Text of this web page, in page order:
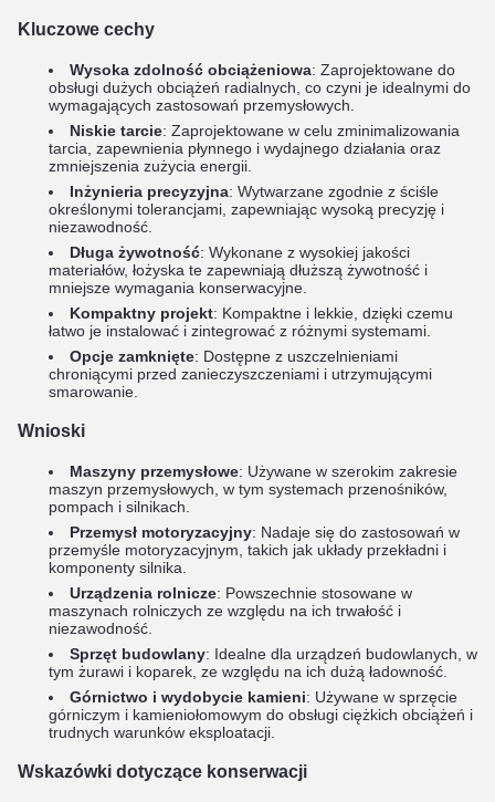
Kluczowe cechy
Wysoka zdolność obciążeniowa: Zaprojektowane do
obsługi dużych obciążeń radialnych, co czyni je idealnymi do
wymagających zastosowań przemysłowych.
Niskie tarcie: Zaprojektowane w celu zminimalizowania
tarcia, zapewnienia płynnego i wydajnego działania oraz
zmniejszenia zużycia energii.
Inżynieria precyzyjna: Wytwarzane zgodnie z ściśle
określonymi tolerancjami, zapewniając wysoką precyzję i
niezawodność.
Długa żywotność: Wykonane z wysokiej jakości
materiałów, łożyska te zapewniają dłuższą żywotność i
mniejsze wymagania konserwacyjne.
Kompaktny projekt: Kompaktne i lekkie, dzięki czemu
łatwo je instalować i zintegrować z różnymi systemami.
Opcje zamknięte: Dostępne z uszczelnieniami
chroniącymi przed zanieczyszczeniami i utrzymującymi
smarowanie.
Wnioski
Maszyny przemysłowe: Używane w szerokim zakresie
maszyn przemysłowych, w tym systemach przenośników,
pompach i silnikach.
Przemysł motoryzacyjny: Nadaje się do zastosowań w
przemyśle motoryzacyjnym, takich jak układy przekładni i
komponenty silnika.
Urządzenia rolnicze: Powszechnie stosowane w
maszynach rolniczych ze względu na ich trwałość i
niezawodność.
Sprzęt budowlany: Idealne dla urządzeń budowlanych, w
tym żurawi i koparek, ze względu na ich dużą ładowność.
Górnictwo i wydobycie kamieni: Używane w sprzęcie
górniczym i kamieniołomowym do obsługi ciężkich obciążeń i
trudnych warunków eksploatacji.
Wskazówki dotyczące konserwacji